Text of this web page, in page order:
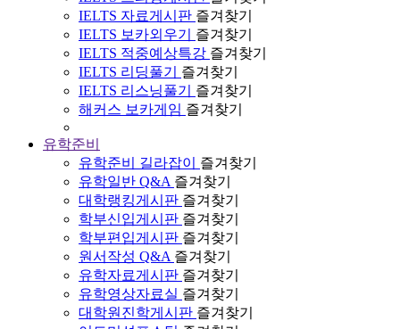
IELTS 자료게시판 즐겨찾기
IELTS 보카외우기
즐겨찾기
IELTS 적중예상특강 즐겨찾기
IELTS 리딩풀기
즐겨찾기
IELTS 리스닝풀기
즐겨찾기
해커스 보카게임 즐겨찾기
유학준비
유학준비 길라잡이
즐겨찾기
유학일반 Q&A 즐겨찾기
대학랭킹게시판 즐겨찾기
학부신입게시판 즐겨찾기
학부편입게시판 즐겨찾기
원서작성 Q&A 즐겨찾기
유학자료게시판 즐겨찾기
유학영상자료실 즐겨찾기
대학원진학게시판 즐겨찾기